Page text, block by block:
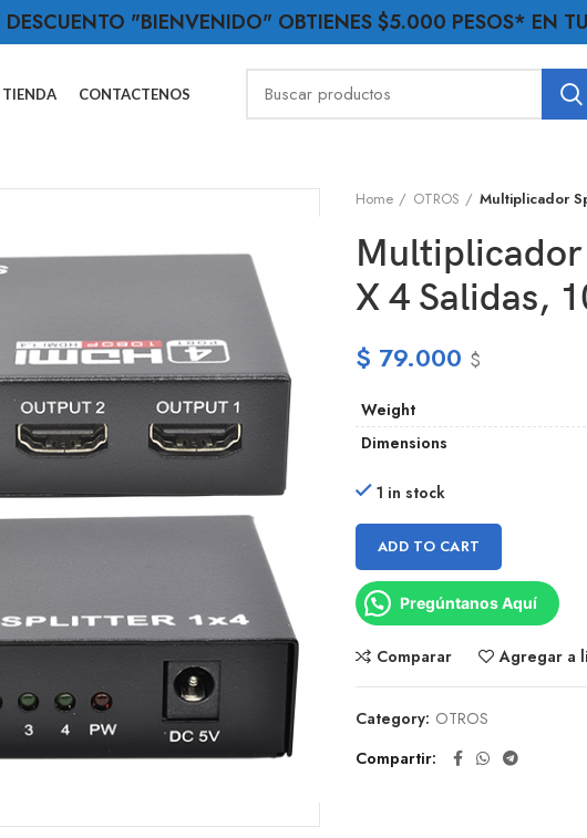
TIENDA CONTACTENOS
Home OTROS Multiplicador
X 4 Salidas,
$ 79.000 $
Weight
Dimensions
1 in stock
ADD TO CART
Pregúntanos Aquí
Comparar Agregar a
Category: OTROS
Compartir
DESCUENTO "BIENVENIDO" OBTIENES $5.000 PESOS* EN